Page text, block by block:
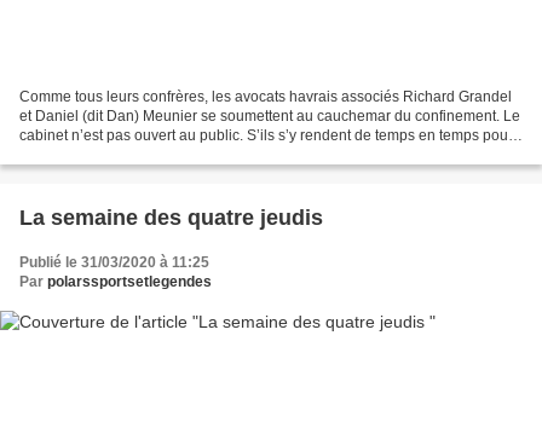
Comme tous leurs confrères, les avocats havrais associés Richard Grandel
et Daniel (dit Dan) Meunier se soumettent au cauchemar du confinement. Le
cabinet n’est pas ouvert au public. S’ils s’y rendent de temps en temps pour
La semaine des quatre jeudis
Publié le 31/03/2020 à 11:25
Par polarssportsetlegendes